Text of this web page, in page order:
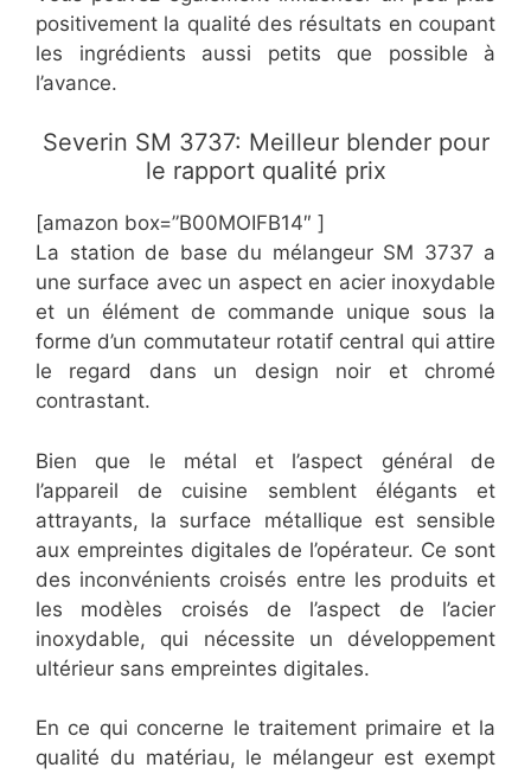
positivement la qualité des résultats en coupant
les ingrédients aussi petits que possible à
l’avance.
Severin SM 3737: Meilleur blender pour
le rapport qualité prix
[amazon box=”B00MOIFB14″ ]
La station de base du mélangeur SM 3737 a
une surface avec un aspect en acier inoxydable
et un élément de commande unique sous la
forme d’un commutateur rotatif central qui attire
le regard dans un design noir et chromé
contrastant.
Bien que le métal et l’aspect général de
l’appareil de cuisine semblent élégants et
attrayants, la surface métallique est sensible
aux empreintes digitales de l’opérateur. Ce sont
des inconvénients croisés entre les produits et
les modèles croisés de l’aspect de l’acier
inoxydable, qui nécessite un développement
ultérieur sans empreintes digitales.
En ce qui concerne le traitement primaire et la
qualité du matériau, le mélangeur est exempt